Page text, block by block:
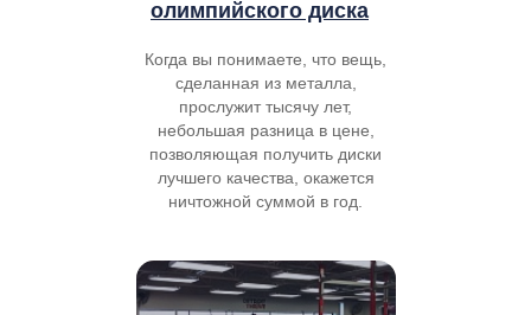
олимпийского диска
Когда вы понимаете, что вещь,
сделанная из металла,
прослужит тысячу лет,
небольшая разница в цене,
позволяющая получить диски
лучшего качества, окажется
ничтожной суммой в год.